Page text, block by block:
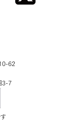
62
3-7